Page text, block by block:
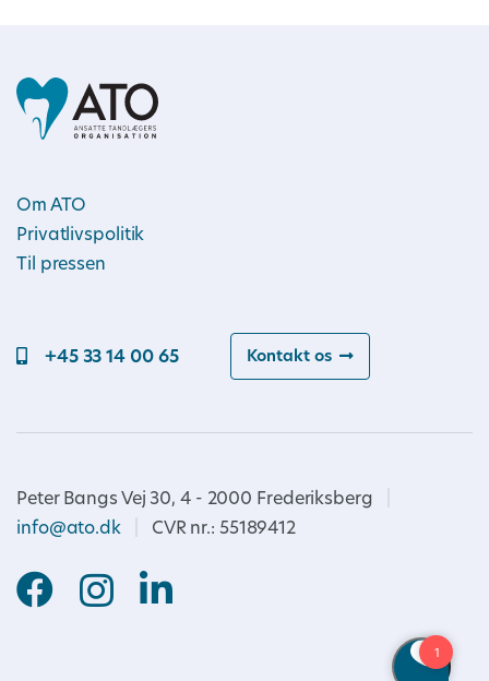
Om ATO
Privatlivspolitik
Til pressen
+45 33 14 00 65 Kontakt os
Peter Bangs Vej 30, 4 - 2000 Frederiksberg
info@ato.dk
CVR nr.: 55189412